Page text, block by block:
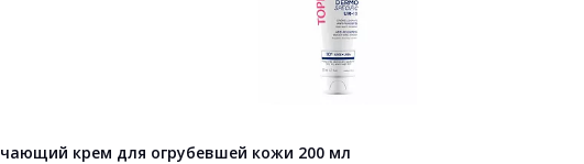
крем для огрубевшей кожи 200 мл